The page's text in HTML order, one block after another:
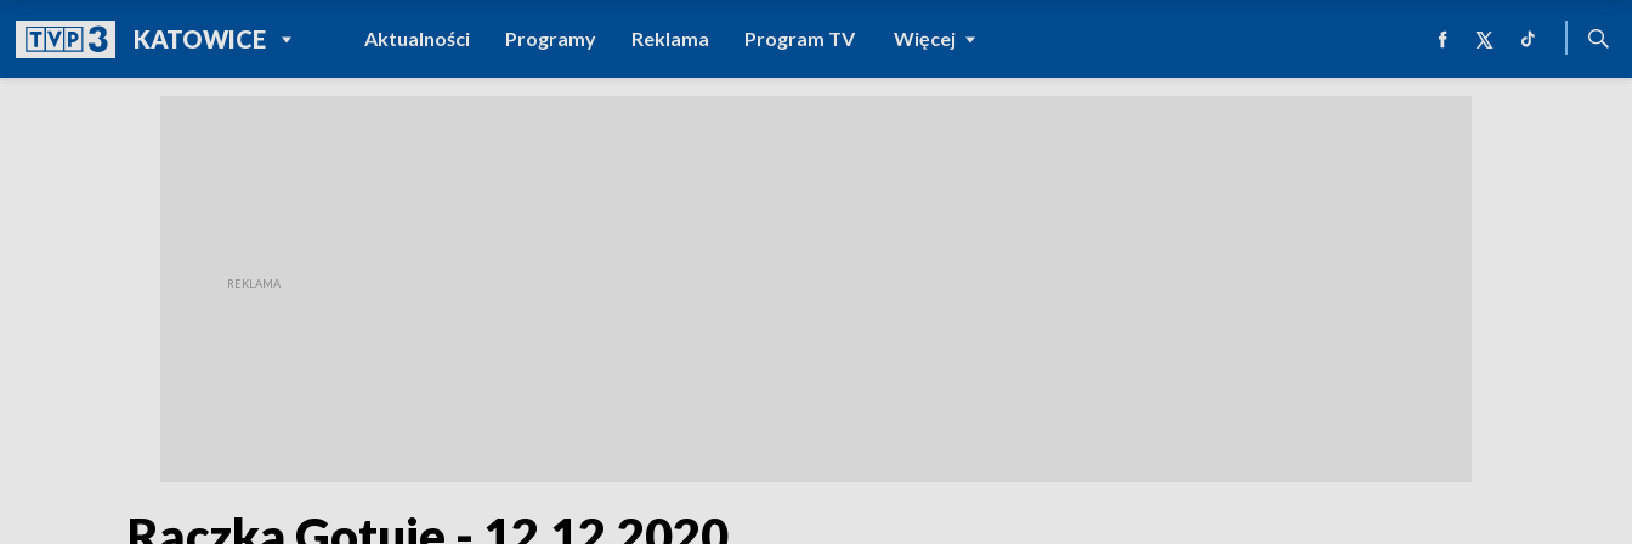
KATOWICEPOWRÓT DO
TVP REGIONY
Aktualności Programy Reklama Program TV Więcej